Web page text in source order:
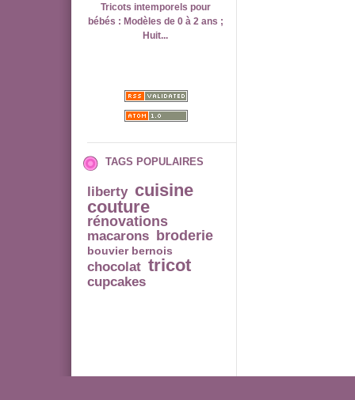
Tricots intemporels pour
bébés : Modèles de 0 à 2 ans ;
Huit...
TAGS POPULAIRES
liberty cuisine
couture
rénovations
macarons broderie
bouvier bernois
chocolat tricot
cupcakes